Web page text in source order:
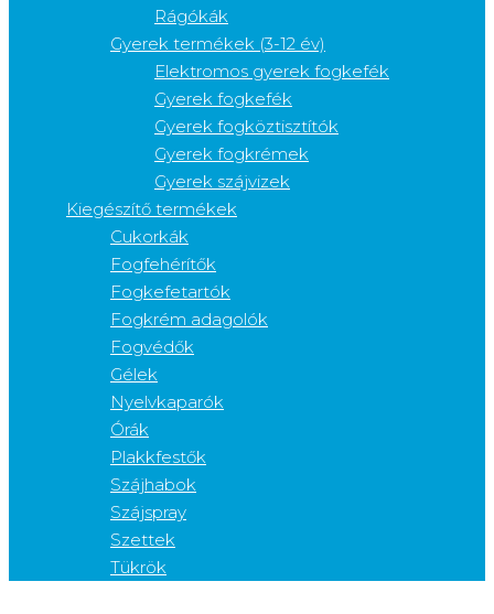
Rágókák
Gyerek termékek (3-12 év)
Elektromos gyerek fogkefék
Gyerek fogkefék
Gyerek fogköztisztítók
Gyerek fogkrémek
Gyerek szájvizek
Kiegészítő termékek
Cukorkák
Fogfehérítők
Fogkefetartók
Fogkrém adagolók
Fogvédők
Gélek
Nyelvkaparók
Órák
Plakkfestők
Szájhabok
Szájspray
Szettek
Tükrök